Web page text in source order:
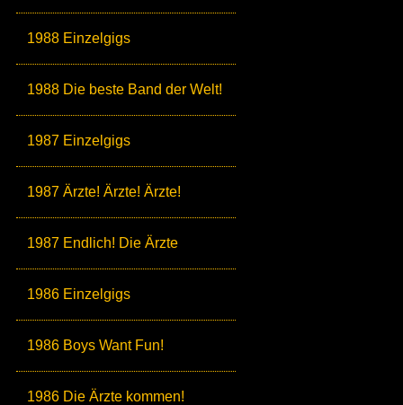
1988 Einzelgigs
1988 Die beste Band der Welt!
1987 Einzelgigs
1987 Ärzte! Ärzte! Ärzte!
1987 Endlich! Die Ärzte
1986 Einzelgigs
1986 Boys Want Fun!
1986 Die Ärzte kommen!